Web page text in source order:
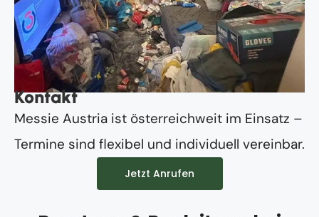
Kontakt
Messie Austria ist österreichweit im Einsatz –
Termine sind flexibel und individuell vereinbar.
Jetzt Anrufen